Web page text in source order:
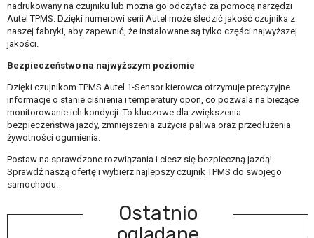
nadrukowany na czujniku lub można go odczytać za pomocą narzędzi
Autel TPMS. Dzięki numerowi serii Autel może śledzić jakość czujnika z
naszej fabryki, aby zapewnić, że instalowane są tylko części najwyższej
jakości.
Bezpieczeństwo na najwyższym poziomie
Dzięki czujnikom TPMS Autel 1-Sensor kierowca otrzymuje precyzyjne
informacje o stanie ciśnienia i temperatury opon, co pozwala na bieżące
monitorowanie ich kondycji. To kluczowe dla zwiększenia
bezpieczeństwa jazdy, zmniejszenia zużycia paliwa oraz przedłużenia
żywotności ogumienia.
Postaw na sprawdzone rozwiązania i ciesz się bezpieczną jazdą!
Sprawdź naszą ofertę i wybierz najlepszy czujnik TPMS do swojego
samochodu.
Ostatnio